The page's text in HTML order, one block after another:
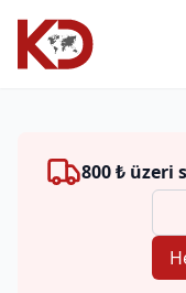
800 ₺ üzeri